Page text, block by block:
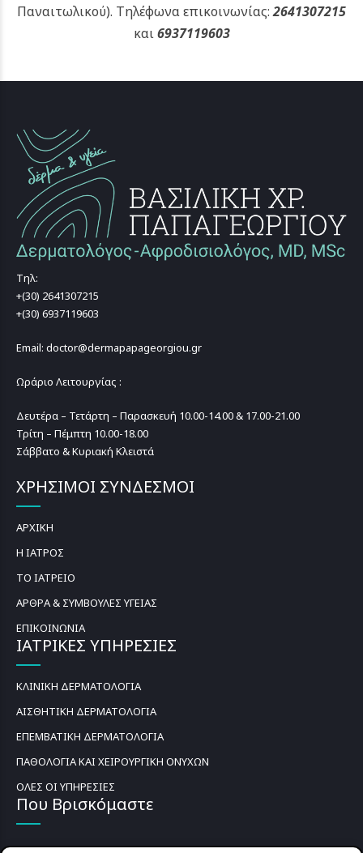
Παναιτωλικού). Τηλέφωνα επικοινωνίας:2641307215
και6937119603
Τηλ:
+(30) 2641307215
+(30) 6937119603
Email: doctor@dermapapageorgiou.gr
Ωράριο Λειτουργίας :
Δευτέρα – Τετάρτη – Παρασκευή 10.00-14.00 & 17.00-21.00
Τρίτη – Πέμπτη 10.00-18.00
Σάββατο & Κυριακή Κλειστά
ΧΡΗΣΙΜΟΙ ΣΥΝΔΕΣΜΟΙ
ΑΡΧΙΚΗ
Η ΙΑΤΡΟΣ
ΤΟ ΙΑΤΡΕΙΟ
ΑΡΘΡΑ & ΣΥΜΒΟΥΛΕΣ ΥΓΕΙΑΣ
ΕΠΙΚΟΙΝΩΝΙΑ
ΙΑΤΡΙΚΕΣ ΥΠΗΡΕΣΙΕΣ
ΚΛΙΝΙΚΗ ΔΕΡΜΑΤΟΛΟΓΙΑ
ΑΙΣΘΗΤΙΚΗ ΔΕΡΜΑΤΟΛΟΓΙΑ
ΕΠΕΜΒΑΤΙΚΗ ΔΕΡΜΑΤΟΛΟΓΙΑ
ΠΑΘΟΛΟΓΙΑ ΚΑΙ ΧΕΙΡΟΥΡΓΙΚΗ ΟΝΥΧΩΝ
ΟΛΕΣ ΟΙ ΥΠΗΡΕΣΙΕΣ
Που Βρισκόμαστε